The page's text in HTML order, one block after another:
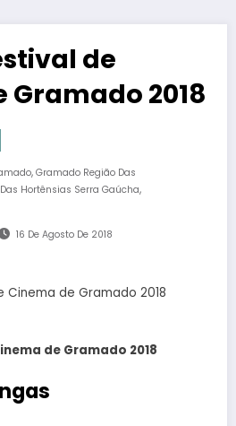
de
Gramado 2018
, Gramado Região Das
Hortênsias Serra Gaúcha,
16 De Agosto De 2018
de Gramado 2018